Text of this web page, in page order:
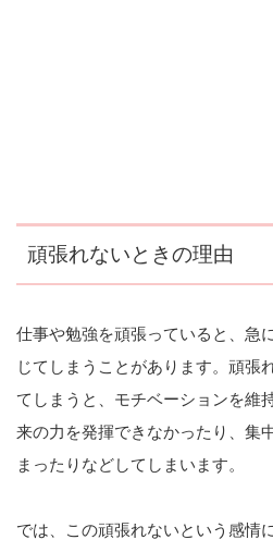
頑張れないときの理由
仕事や勉強を頑張っていると、急
じてしまうことがあります。頑張
てしまうと、モチベーションを維
来の力を発揮できなかったり、集
まったりなどしてしまいます。
では、この頑張れないという感情